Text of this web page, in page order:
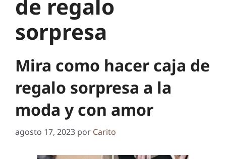
de regalo
sorpresa
Mira como hacer caja de
regalo sorpresa a la
moda y con amor
agosto 17, 2023 por Carito